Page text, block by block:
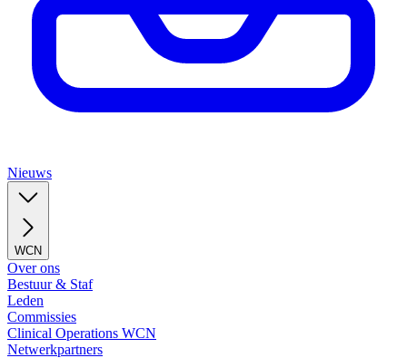
Nieuws
WCN
Over ons
Bestuur & Staf
Leden
Commissies
Clinical Operations WCN
Netwerkpartners